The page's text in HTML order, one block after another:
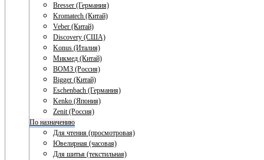
Bresser (Германия)
Kromatech (Китай)
Veber (Китай)
Discovery (США)
Konus (Италия)
Микмед (Китай)
ВОМЗ (Россия)
Bigger (Китай)
Eschenbach (Германия)
Kenko (Япония)
Zenit (Россия)
По назначению
Для чтения (просмотровая)
Ювелирная (часовая)
Для шитья (текстильная)